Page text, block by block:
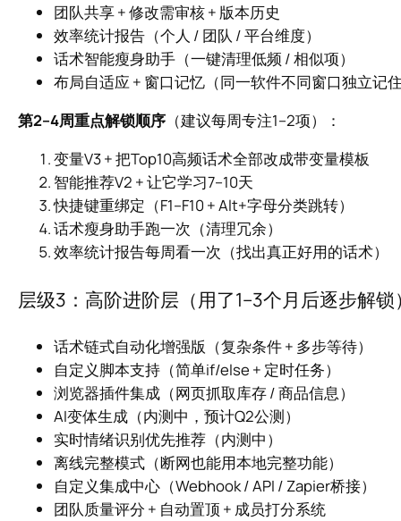
团队共享 + 修改需审核 + 版本历史
效率统计报告（个人 / 团队 / 平台维度）
话术智能瘦身助手（一键清理低频 / 相似项）
布局自适应 + 窗口记忆（同一软件不同窗口独立记住
第2–4周重点解锁顺序 （建议每周专注1–2项）：
变量V3 + 把Top10高频话术全部改成带变量模板
智能推荐V2 + 让它学习7–10天
快捷键重绑定（F1–F10 + Alt+字母分类跳转）
话术瘦身助手跑一次（清理冗余）
效率统计报告每周看一次（找出真正好用的话术）
层级3：高阶进阶层（用了1–3个月后逐步解锁）
话术链式自动化增强版（复杂条件 + 多步等待）
自定义脚本支持（简单if/else + 定时任务）
浏览器插件集成（网页抓取库存 / 商品信息）
AI变体生成（内测中，预计Q2公测）
实时情绪识别优先推荐（内测中）
离线完整模式（断网也能用本地完整功能）
自定义集成中心（Webhook / API / Zapier桥接）
团队质量评分 + 自动置顶 + 成员打分系统